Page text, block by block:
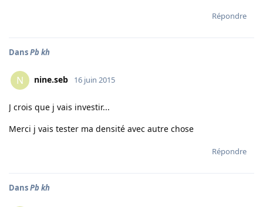
Répondre
DansPb kh
N nine.seb 16 juin 2015
J crois que j vais investir...
Merci j vais tester ma densité avec autre chose
Répondre
DansPb kh